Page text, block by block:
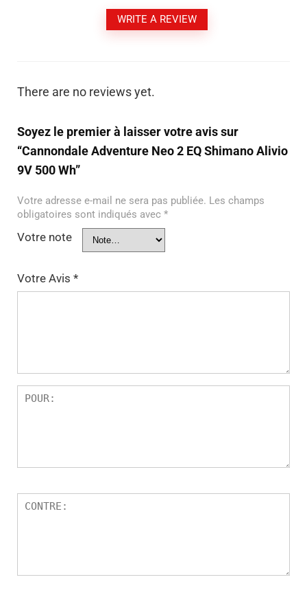
WRITE A REVIEW
There are no reviews yet.
Soyez le premier à laisser votre avis sur
“Cannondale Adventure Neo 2 EQ Shimano Alivio
9V 500 Wh”
Votre adresse e-mail ne sera pas publiée. Les champs
obligatoires sont indiqués avec *
Votre note
Votre Avis *